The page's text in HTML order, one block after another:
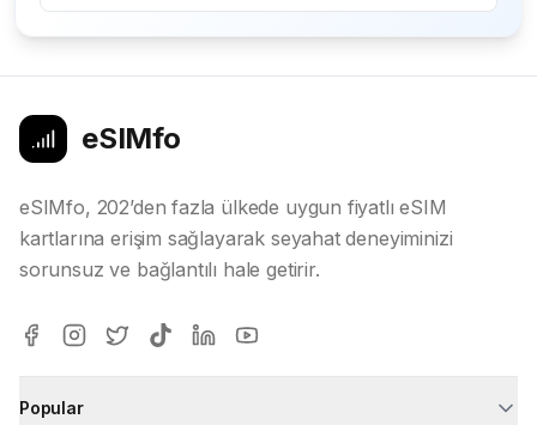
eSIMfo
eSIMfo, 202’den fazla ülkede uygun fiyatlı eSIM
kartlarına erişim sağlayarak seyahat deneyiminizi
sorunsuz ve bağlantılı hale getirir.
Popular